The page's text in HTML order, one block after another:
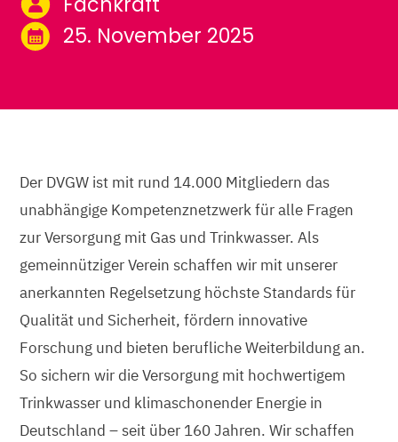
25. November 2025
Der DVGW ist mit rund 14.000 Mitgliedern das
unabhängige Kompetenznetzwerk für alle Fragen
zur Versorgung mit Gas und Trinkwasser. Als
gemeinnütziger Verein schaffen wir mit unserer
anerkannten Regelsetzung höchste Standards für
Qualität und Sicherheit, fördern innovative
Forschung und bieten berufliche Weiterbildung an.
So sichern wir die Versorgung mit hochwertigem
Trinkwasser und klimaschonender Energie in
Deutschland – seit über 160 Jahren. Wir schaffen